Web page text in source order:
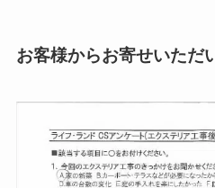
お客様からお寄せいただ